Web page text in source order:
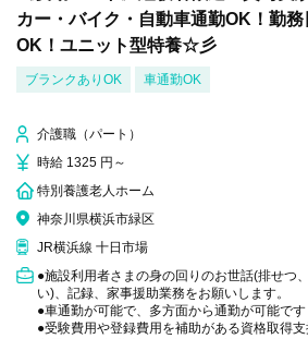
カー・バイク・自動車通勤OK！勤
OK！ユニット型特養☆彡
ブランクありOK 車通勤OK
介護職（パート）
時給 1325 円～
特別養護老人ホーム
神奈川県横浜市緑区
JR横浜線 十日市場
●施設利用者さまの身の回りのお世話(排せつ
い)、記録、家事援助業務をお願いします。
●車通勤が可能で、多方面から通勤が可能です
●受験費用や登録費用を補助がある資格取得